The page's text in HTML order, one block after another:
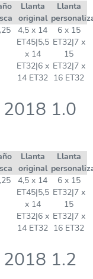
Llanta
original
Llanta
4,5 x 14
ET45|5,5
x 14
ET32|6 x
14 ET32
6 x 15
ET32|7 x
15
ET32|7 x
16 ET32
1.0
Llanta
original
Llanta
4,5 x 14
ET45|5,5
x 14
ET32|6 x
14 ET32
6 x 15
ET32|7 x
15
ET32|7 x
16 ET32
1.2